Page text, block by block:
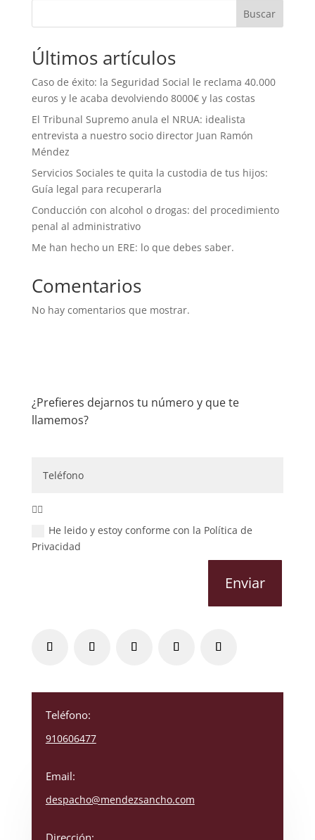
Buscar
Últimos artículos
Caso de éxito: la Seguridad Social le reclama 40.000
euros y le acaba devolviendo 8000€ y las costas
El Tribunal Supremo anula el NRUA: idealista
entrevista a nuestro socio director Juan Ramón
Méndez
Servicios Sociales te quita la custodia de tus hijos:
Guía legal para recuperarla
Conducción con alcohol o drogas: del procedimiento
penal al administrativo
Me han hecho un ERE: lo que debes saber.
Comentarios
No hay comentarios que mostrar.
¿Prefieres dejarnos tu número y que te
llamemos?
👇🏼
He leido y estoy conforme con la Política de
Privacidad
Enviar
Teléfono:
910606477
Email:
despacho@mendezsancho.com
Dirección: